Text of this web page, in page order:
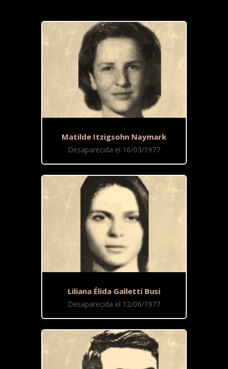
Matilde Itzigsohn Naymark
Desaparecida el 16/03/1977
Liliana Élida Galletti Busi
Desaparecida el 12/06/1977